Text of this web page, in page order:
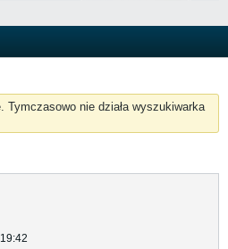
Tymczasowo nie działa wyszukiwarka